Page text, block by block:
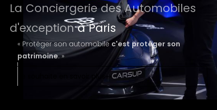
La Conciergerie des Automobiles
d'exceptionà Paris
« Protéger son automobile c'est protéger son
patrimoine. »